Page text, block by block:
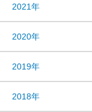
2021年
2020年
2019年
2018年